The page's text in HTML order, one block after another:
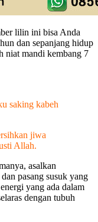
lilin ini bisa Anda
dan sepanjang hidup
niat mandi kembang 7
saking kabeh
jiwa
Allah.
asalkan
pasang susuk yang
yang ada dalam
dengan tubuh